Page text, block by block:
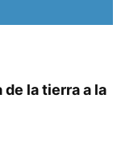
la tierra a la